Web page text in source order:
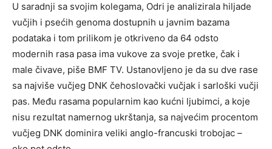
U saradnji sa svojim kolegama, Odri je analizirala hiljade
vučjih i psećih genoma dostupnih u javnim bazama
podataka i tom prilikom je otkriveno da 64 odsto
modernih rasa pasa ima vukove za svoje pretke, čak i
male čivave, piše BMF TV. Ustanovljeno je da su dve rase
sa najviše vučjeg DNK čehoslovački vučjak i sarloški vučji
pas. Među rasama popularnim kao kućni ljubimci, a koje
nisu rezultat namernog ukrštanja, sa najvećim procentom
vučjeg DNK dominira veliki anglo-francuski trobojac –